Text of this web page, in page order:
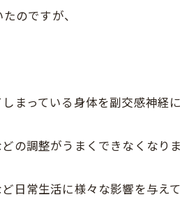
のですが、
まっている身体を副交感神経
の調整がうまくできなくなり
日常生活に様々な影響を与え